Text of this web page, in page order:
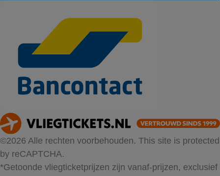
©2026 Alle rechten voorbehouden. This site is protected
by reCAPTCHA.
*Getoonde vliegticketprijzen zijn vanaf-prijzen, exclusief